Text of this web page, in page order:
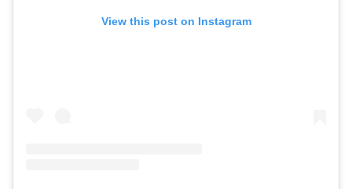
View this post on Instagram